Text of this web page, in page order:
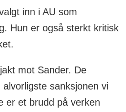
inn i AU som
Hun er også sterkt kritisk
mot Sander. De
sanksjonen vi
er et brudd på verken